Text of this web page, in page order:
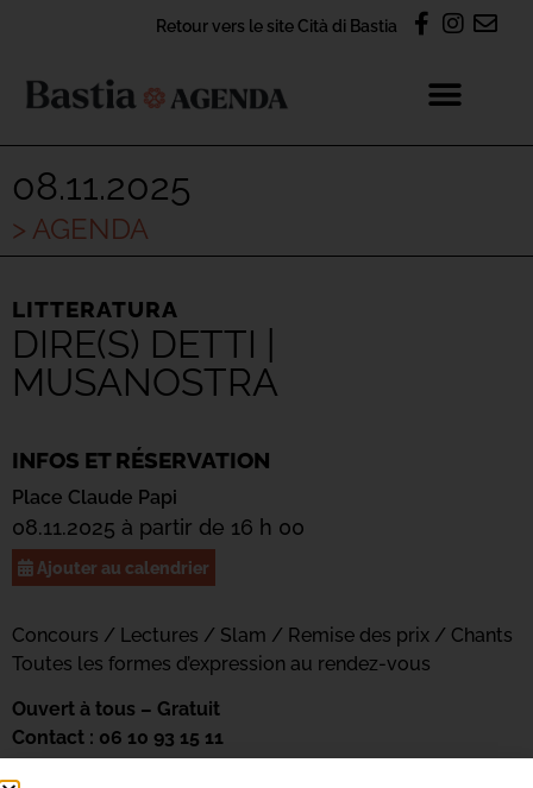
Retour vers le site Cità di Bastia
08.11.2025
> AGENDA
LITTERATURA
DIRE(S) DETTI |
MUSANOSTRA
INFOS ET RÉSERVATION
Place Claude Papi
08.11.2025 à partir de 16 h 00
Ajouter au calendrier
Concours / Lectures / Slam / Remise des prix / Chants
Toutes les formes d’expression au rendez-vous
Ouvert à tous – Gratuit
Contact : 06 10 93 15 11